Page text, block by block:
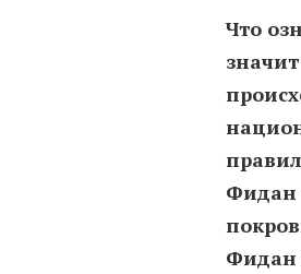
Что
Фидан
Фидан